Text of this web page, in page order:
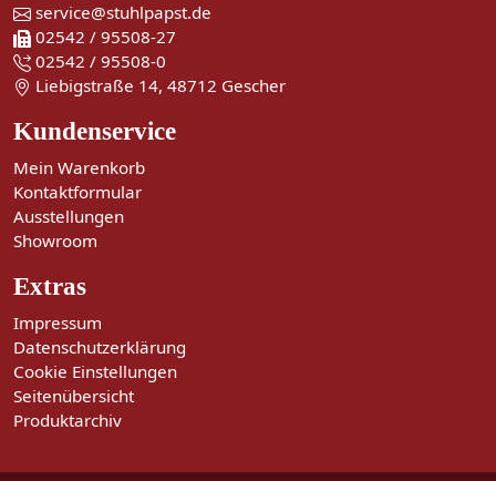
service@stuhlpapst.de
02542 / 95508-27
02542 / 95508-0
Liebigstraße 14, 48712 Gescher
Kundenservice
Mein Warenkorb
Kontaktformular
Ausstellungen
Showroom
Extras
Impressum
Datenschutzerklärung
Cookie Einstellungen
Seitenübersicht
Produktarchiv